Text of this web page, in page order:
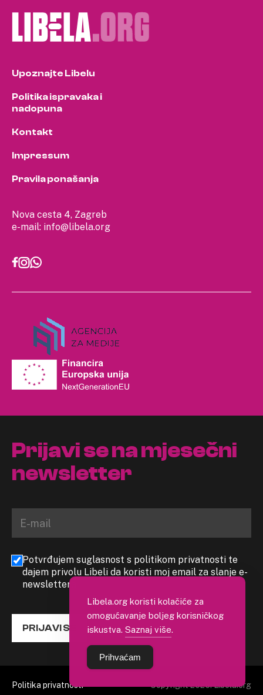
Nova cesta 4, Zagreb
e-mail: info@libela.org
Upoznajte Libelu
Politika ispravaka i
nadopuna
Kontakt
Impressum
Pravila ponašanja
Prijavi se na mjesečni
newsletter
Potvrđujem suglasnost s politikom privatnosti te
dajem privolu Libeli da koristi moj email za slanje e-
newslettera
PRIJAVI SE
Politika privatnosti Copyright 2026. Libela.org
Libela.org koristi kolačiće za
omogućavanje boljeg korisničkog
iskustva. Saznaj više.
Prihvaćam